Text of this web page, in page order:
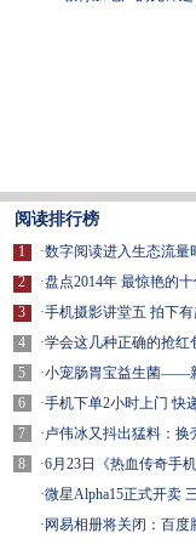
阅读排行榜
1
2
3
4
5
6
7
8
·数字阅读进入生态流量
·盘点2014年 最惊艳的
·手机摄影讲堂五 拍下
·学会这几种正确的抢红
·小宠肠胃宝益生菌——
·手机下单2小时上门 快
·卢伟冰又抖出猛料：换
·6月23日《热血传奇手
·微星Alpha15正式开卖
· 网易相册将关闭：百